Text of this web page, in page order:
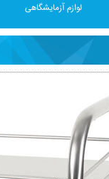
لوازم آزمایشگاهی